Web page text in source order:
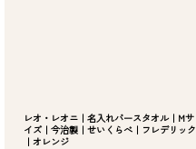
レオ・レオニ｜名入れバースタオル｜Mサ
イズ｜今治製｜せいくらべ｜フレデリック
｜オレンジ